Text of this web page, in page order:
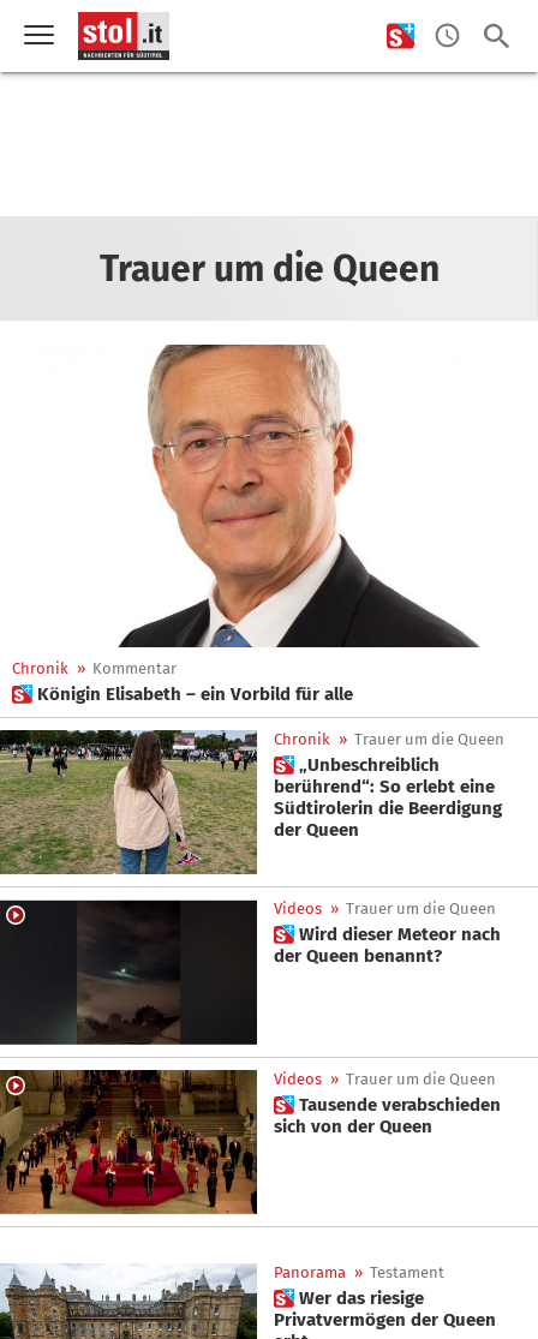
Trauer um die Queen
Chronik » Kommentar
 Königin Elisabeth – ein Vorbild für alle
Chronik » Trauer um die Queen
 „Unbeschreiblich
berührend“: So erlebt eine
Südtirolerin die Beerdigung
der Queen
Videos » Trauer um die Queen
 Wird dieser Meteor nach
der Queen benannt?
Videos » Trauer um die Queen
 Tausende verabschieden
sich von der Queen
Panorama » Testament
 Wer das riesige
Privatvermögen der Queen